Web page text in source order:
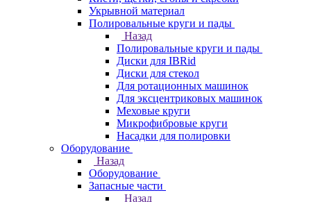
Укрывной материал
Полировальные круги и пады
Назад
Полировальные круги и пады
Диски для IBRid
Диски для стекол
Для ротационных машинок
Для эксцентриковых машинок
Меховые круги
Микрофибровые круги
Насадки для полировки
Оборудование
Назад
Оборудование
Запасные части
Назад